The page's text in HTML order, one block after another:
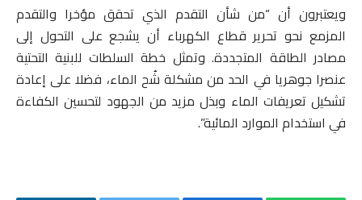
ويعتبرون أن “من شأن التقدم الذي تحقق مؤخرا والتقدم
المزمع نحو تحرير قطاع الكهرباء أن يشجع على التحول إلى
مصادر الطاقة المتجددة. وتمثل خطة السلطات للبنية التحتية
عنصرا جوهريا في الحد من مشكلة شُح الماء، فضلا على إعادة
تشكيل تعريفات الماء وبذل مزيد من الجهود لتحسين الكفاءة
في استخدام الموارد المائية”.